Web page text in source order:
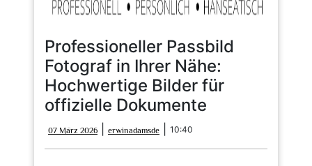
Professioneller Passbild
Fotograf in Ihrer Nähe:
Hochwertige Bilder für
offizielle Dokumente
07 März 2026
März
2026
erwinadamsde erwinadamsde
10:40